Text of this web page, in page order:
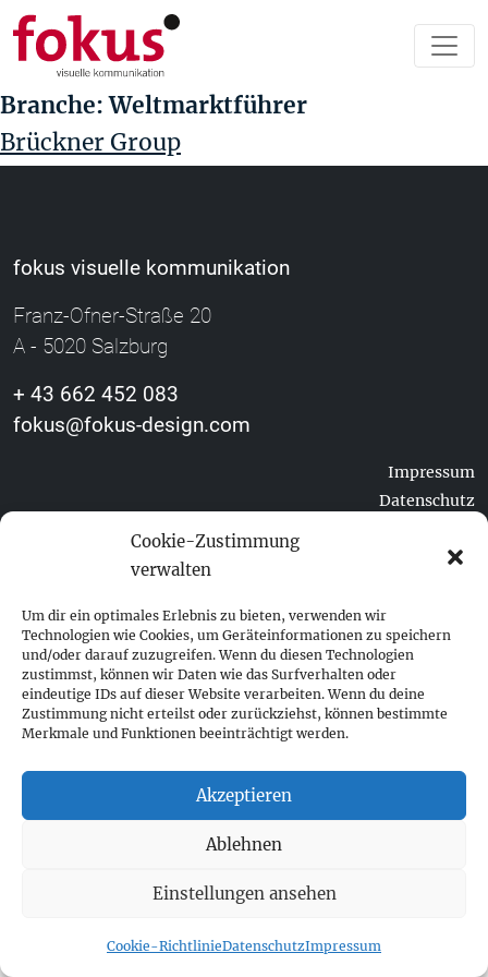
Cookie-Zustimmung
verwalten
Um dir ein optimales Erlebnis zu bieten, verwenden wir
Technologien wie Cookies, um Geräteinformationen zu speichern
und/oder darauf zuzugreifen. Wenn du diesen Technologien
zustimmst, können wir Daten wie das Surfverhalten oder
eindeutige IDs auf dieser Website verarbeiten. Wenn du deine
Zustimmung nicht erteilst oder zurückziehst, können bestimmte
Merkmale und Funktionen beeinträchtigt werden.
Akzeptieren
Ablehnen
Einstellungen ansehen
Cookie-RichtlinieDatenschutzImpressum
Branche:Weltmarktführer
Brückner Group
fokus visuelle kommunikation
Franz-Ofner-Straße 20
A - 5020 Salzburg
+ 43 662 452 083
fokus@fokus-design.com
Impressum
Datenschutz